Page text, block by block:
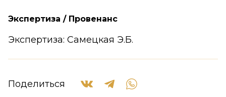
Экспертиза / Провенанс
Экспертиза: Самецкая Э.Б.
Поделиться